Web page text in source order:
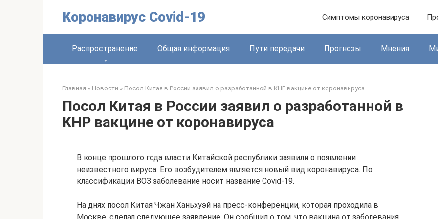
Коронавирус Covid-19 Симптомы коронавируса
Распространение Общая информация Пути передачи Прогнозы Мнения
Главная » Новости » Посол Китая в России заявил о разработанной в КНР вакцине от коронавируса
Посол Китая в России заявил о разработанной в
КНР вакцине от коронавируса
В конце прошлого года власти Китайской республики заявили о появлении
неизвестного вируса. Его возбудителем является новый вид коронавируса. По
классификации ВОЗ заболевание носит название Covid-19.
На днях посол Китая Чжан Ханьхуэй на пресс-конференции, которая проходила в
Москве, сделал следующее заявление. Он сообщил о том, что вакцина от заболевания